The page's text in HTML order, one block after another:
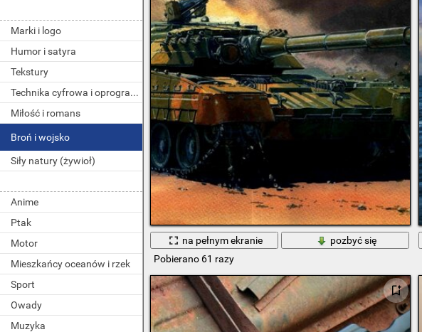
Marki i logo
Humor i satyra
Tekstury
Technika cyfrowa i oprogramowanie
Miłość i romans
Broń i wojsko
Siły natury (żywioł)
Anime
Ptak
Motor
Mieszkańcy oceanów i rzek
Sport
Owady
Muzyka
na pełnym ekranie
pozbyć się
Pobierano 61 razy